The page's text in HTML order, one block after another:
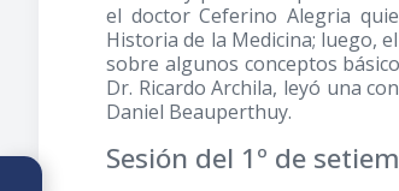
el doctor Ceferino Alegria
Historia de la Medicina; luego,
sobre algunos conceptos
Dr. Ricardo Archila, leyó una
Daniel Beauperthuy.
Sesión del 1º de